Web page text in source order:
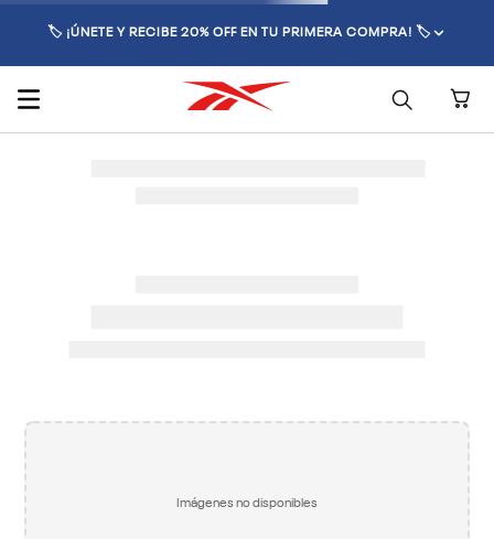
🏷️ ¡ÚNETE Y RECIBE 20% OFF EN TU PRIMERA COMPRA! 🏷️
Imágenes no disponibles